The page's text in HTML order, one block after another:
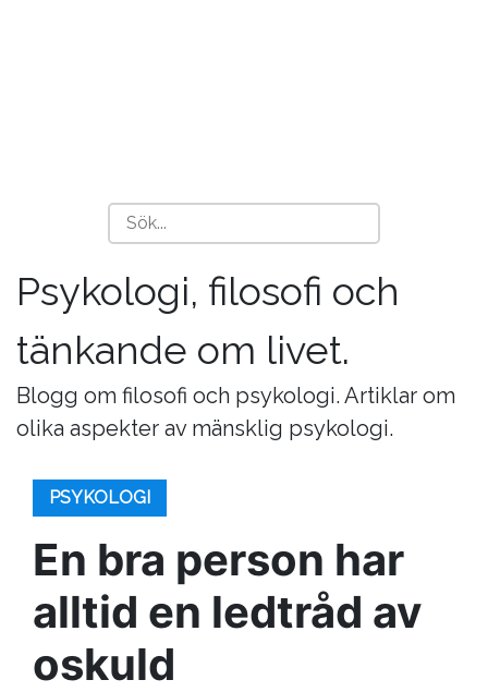
Psykologi, filosofi och
tänkande om livet.
Blogg om filosofi och psykologi. Artiklar om
olika aspekter av mänsklig psykologi.
PSYKOLOGI
En bra person har
alltid en ledtråd av
oskuld